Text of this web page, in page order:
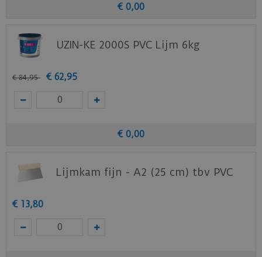
€ 0,00
UZIN-KE 2000S PVC Lijm 6kg
€ 84,95 € 62,95
€ 0,00
Lijmkam fijn - A2 (25 cm) tbv PVC
€ 13,80